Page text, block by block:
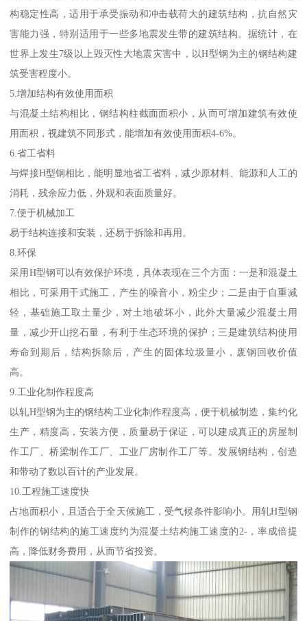
构稳定性高，适用于承受振动和冲击载荷大的建筑结构，抗自然灾
害能力强，特别适用于一些多地震发生带的建筑结构。据统计，在
世界上发生7级以上毁灭性大地震灾害中，以H型钢为主的钢结构建
筑受害程度小。
5.增加结构有效使用面积
与混凝土结构相比，钢结构柱截面面积小，从而可增加建筑有效使
用面积，视建筑不同形式，能增加有效使用面积4-6%。
6.省工省料
与焊接H型钢相比，能明显地省工省料，减少原材料、能源和人工的
消耗，残余应力低，外观和表面质量好。
7.便于机械加工
易于结构连接和安装，还易于拆除和再用。
8.环保
采用H型钢可以有效保护环境，具体表现在三个方面：一是和混凝土
相比，可采用干式施工，产生的噪音小，粉尘少；二是由于自重减
轻，基础施工取土量少，对土地破坏小，此外大量减少混凝土用
量，减少开山挖石量，有利于生态环境的保护；三是建筑结构使用
寿命到期后，结构拆除后，产生的固体垃圾量小，废钢回收价值
高。
9.工业化制作程度高
以轧H型钢为主的钢结构工业化制作程度高，便于机械制造，集约化
生产，精度高，安装方便，质量易于保证，可以建成真正的房屋制
作工厂、桥梁制作工厂、工业厂房制作工厂等。发展钢结构，创造
和带动了数以百计的产业发展。
10.工程施工速度快
占地面积小，且适合于全天候施工，受气候条件影响小。用轧H型钢
制作的钢结构的施工速度约为混凝土结构施工速度的2-，率成倍提
高，降低财务费用，从而节省投资。